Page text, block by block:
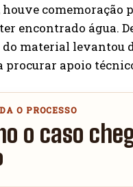
comemoração
encontrado água.
do material levantou
procurar apoio
O PROCESSO
o caso